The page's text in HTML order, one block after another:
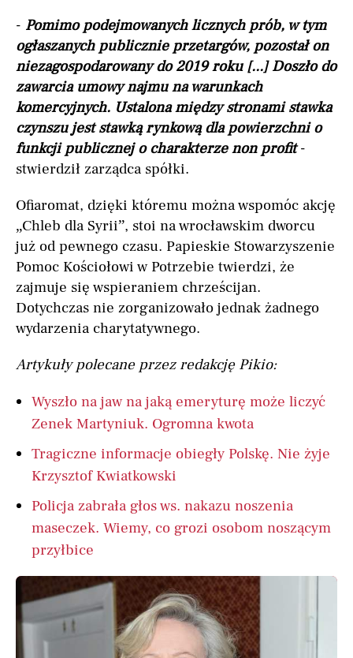
- Pomimo podejmowanych licznych prób, w tym
ogłaszanych publicznie przetargów, pozostał on
niezagospodarowany do 2019 roku [...] Doszło do
zawarcia umowy najmu na warunkach
komercyjnych. Ustalona między stronami stawka
czynszu jest stawką rynkową dla powierzchni o
funkcji publicznej o charakterze non profit-
stwierdził zarządca spółki.
Ofiaromat, dzięki któremu można wspomóc akcję
„Chleb dla Syrii”, stoi na wrocławskim dworcu
już od pewnego czasu. Papieskie Stowarzyszenie
Pomoc Kościołowi w Potrzebie twierdzi, że
zajmuje się wspieraniem chrześcijan.
Dotychczas nie zorganizowało jednak żadnego
wydarzenia charytatywnego.
Artykuły polecane przez redakcję Pikio:
Wyszło na jaw na jaką emeryturę może liczyć
Zenek Martyniuk. Ogromna kwota
Tragiczne informacje obiegły Polskę. Nie żyje
Krzysztof Kwiatkowski
Policja zabrała głos ws. nakazu noszenia
maseczek. Wiemy, co grozi osobom noszącym
przyłbice